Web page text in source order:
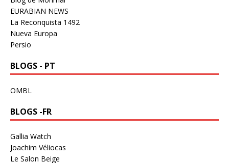
EURABIAN NEWS
La Reconquista 1492
Nueva Europa
Persio
BLOGS - PT
OMBL
BLOGS -FR
Gallia Watch
Joachim Véliocas
Le Salon Beige